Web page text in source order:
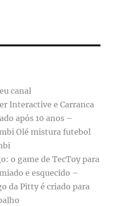
canal
Interactive e Carranca
após 10 anos –
Olé mistura futebol
o game de TecToy para
e esquecido –
da Pitty é criado para